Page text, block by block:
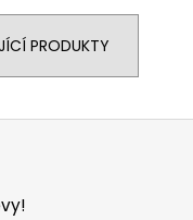
PRODUKTY